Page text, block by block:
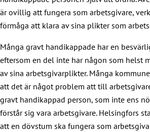
är ovillig att fungera som arbetsgivare,
förmåga att klara av sina plikter som
Många gravt handikappade har en
eftersom en del inte har någon som helst
av sina arbetsgivarplikter. Många
att det är något problem att till
gravt handikappad person, som inte ens
förstår sig vara arbetsgivare. Helsingfors
att en dövstum ska fungera som